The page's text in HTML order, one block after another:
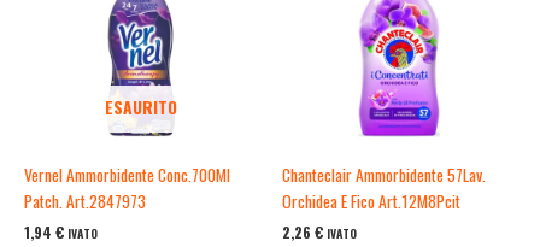
ESAURITO
Vernel Ammorbidente Conc.700Ml
Patch. Art.2847973
1,94 € IVATO
Chanteclair Ammorbidente 57Lav.
Orchidea E Fico Art.12M8Pcit
2,26 € IVATO